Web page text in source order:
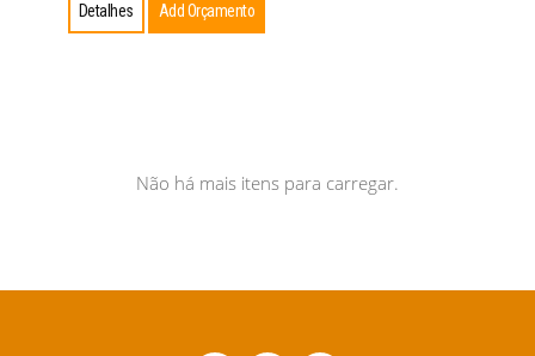
Detalhes Add Orçamento
Não há mais itens para carregar.